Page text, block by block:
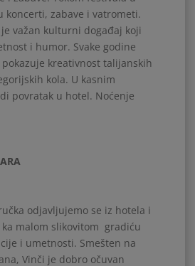
koncerti, zabave i vatrometi.
važan kulturni događaj koji
i humor. Svake godine
kreativnost talijanskih
kola. U kasnim
povratak u hotel. Noćenje
odjavljujemo se iz hotela i
malom slikovitom gradiću
i umetnosti. Smešten na
Vinči je dobro očuvan